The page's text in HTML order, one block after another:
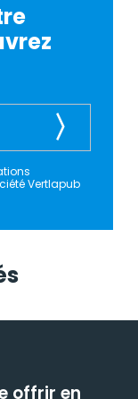
Vertlapub
offrir en